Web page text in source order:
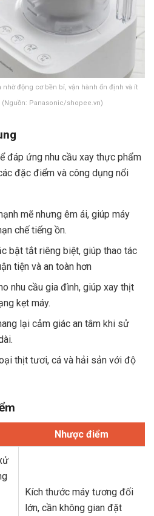
động cơ bền bỉ, vận hành ổn định và ít
Panasonic/shopee.vn)
đáp ứng nhu cầu xay thực phẩm
đặc điểm và công dụng nổi
mẽ nhưng êm ái, giúp máy
chế tiếng ồn.
bật tắt riêng biệt, giúp thao tác
tiện và an toàn hơn
nhu cầu gia đình, giúp xay thịt
kẹt máy.
lại cảm giác an tâm khi sử
thịt tươi, cá và hải sản với độ
Nhược điểm
Kích thước máy tương đối
lớn, cần không gian đặt